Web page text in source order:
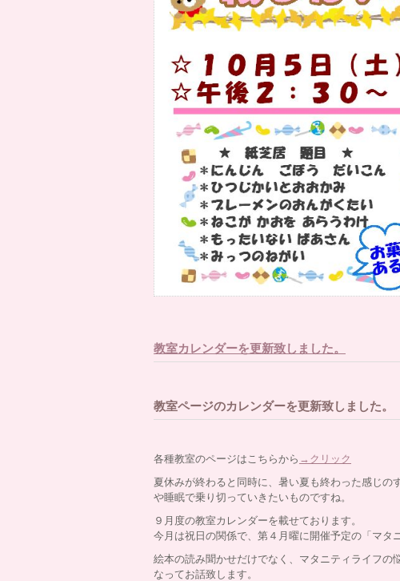
教室カレンダーを更新致しました。
教室ページのカレンダーを更新致しました。
各種教室のページはこちらから →クリック
夏休みが終わると同時に、暑い夏も終わった感じ
や睡眠で乗り切っていきたいものですね。
９月度の教室カレンダーを載せております。
今月は祝日の関係で、第４月曜に開催予定の「マタ
絵本の読み聞かせだけでなく、マタニティライフ
なってお話致します。